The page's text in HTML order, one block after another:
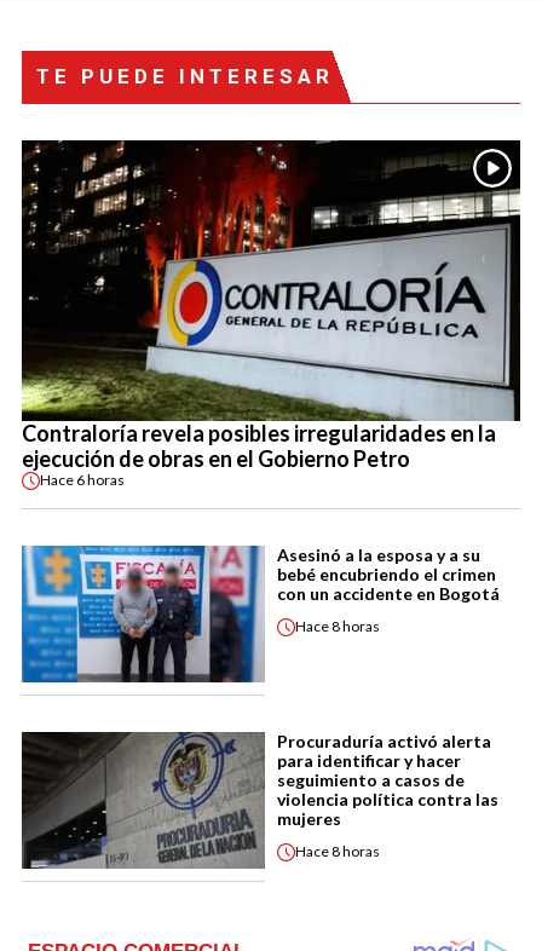
TE PUEDE INTERESAR
Contraloría revela posibles irregularidades en la
ejecución de obras en el Gobierno Petro
Hace 6 horas
Asesinó a la esposa y a su
bebé encubriendo el crimen
con un accidente en Bogotá
Hace8 horas
Procuraduría activó alerta
para identificar y hacer
seguimiento a casos de
violencia política contra las
mujeres
Hace8 horas